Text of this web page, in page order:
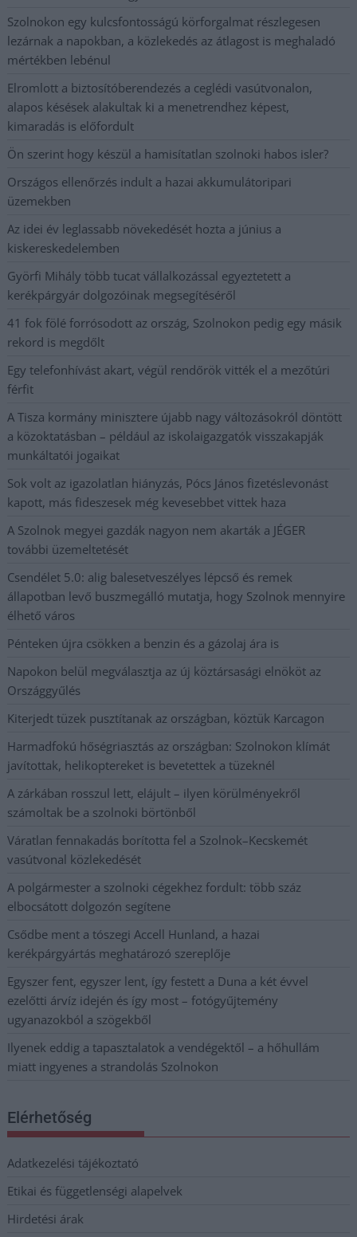
Szolnokon egy kulcsfontosságú körforgalmat részlegesen
lezárnak a napokban, a közlekedés az átlagost is meghaladó
mértékben lebénul
Elromlott a biztosítóberendezés a ceglédi vasútvonalon,
alapos késések alakultak ki a menetrendhez képest,
kimaradás is előfordult
Ön szerint hogy készül a hamisítatlan szolnoki habos isler?
Országos ellenőrzés indult a hazai akkumulátoripari
üzemekben
Az idei év leglassabb növekedését hozta a június a
kiskereskedelemben
Györfi Mihály több tucat vállalkozással egyeztetett a
kerékpárgyár dolgozóinak megsegítéséről
41 fok fölé forrósodott az ország, Szolnokon pedig egy másik
rekord is megdőlt
Egy telefonhívást akart, végül rendőrök vitték el a mezőtúri
férfit
A Tisza kormány minisztere újabb nagy változásokról döntött
a közoktatásban – például az iskolaigazgatók visszakapják
munkáltatói jogaikat
Sok volt az igazolatlan hiányzás, Pócs János fizetéslevonást
kapott, más fideszesek még kevesebbet vittek haza
A Szolnok megyei gazdák nagyon nem akarták a JÉGER
további üzemeltetését
Csendélet 5.0: alig balesetveszélyes lépcső és remek
állapotban levő buszmegálló mutatja, hogy Szolnok mennyire
élhető város
Pénteken újra csökken a benzin és a gázolaj ára is
Napokon belül megválasztja az új köztársasági elnököt az
Országgyűlés
Kiterjedt tüzek pusztítanak az országban, köztük Karcagon
Harmadfokú hőségriasztás az országban: Szolnokon klímát
javítottak, helikoptereket is bevetettek a tüzeknél
A zárkában rosszul lett, elájult – ilyen körülményekről
számoltak be a szolnoki börtönből
Váratlan fennakadás borította fel a Szolnok–Kecskemét
vasútvonal közlekedését
A polgármester a szolnoki cégekhez fordult: több száz
elbocsátott dolgozón segítene
Csődbe ment a tószegi Accell Hunland, a hazai
kerékpárgyártás meghatározó szereplője
Egyszer fent, egyszer lent, így festett a Duna a két évvel
ezelőtti árvíz idején és így most – fotógyűjtemény
ugyanazokból a szögekből
Ilyenek eddig a tapasztalatok a vendégektől – a hőhullám
miatt ingyenes a strandolás Szolnokon
Elérhetőség
Adatkezelési tájékoztató
Etikai és függetlenségi alapelvek
Hirdetési árak